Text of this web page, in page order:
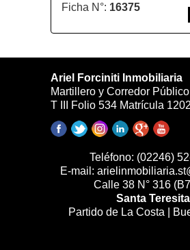
Ficha N°: 16375
Ariel Forciniti Inmobiliaria
Martillero y Corredor Público
T III Folio 534 Matrícula 1202
Teléfono: (02246)
E-mail:
Calle 38 N° 316
Santa Teresita
Partido de La Costa |